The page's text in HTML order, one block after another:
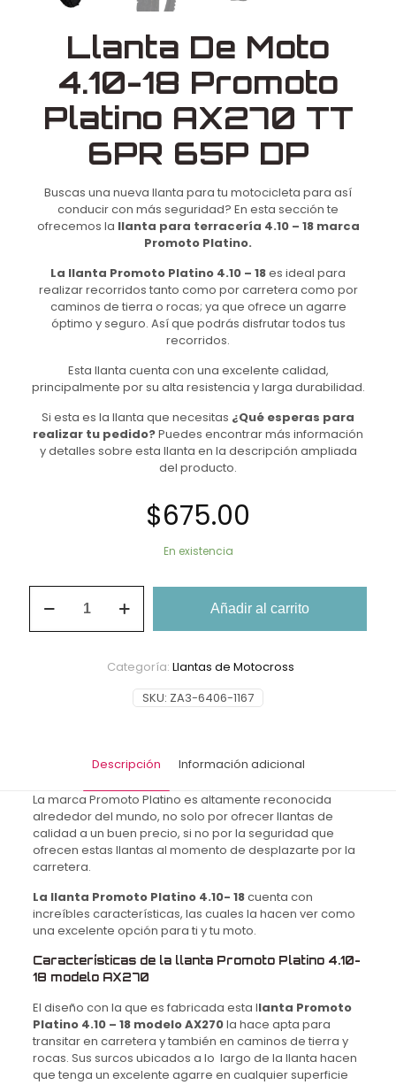
Llanta De Moto
4.10-18 Promoto
Platino AX270 TT
6PR 65P DP
Buscas una nueva llanta para tu motocicleta para así
conducir con más seguridad? En esta sección te
ofrecemos la llanta para terracería 4.10 – 18 marca
Promoto Platino.
La llanta Promoto Platino 4.10 – 18es ideal para
realizar recorridos tanto como por carretera como por
caminos de tierra o rocas; ya que ofrece un agarre
óptimo y seguro. Así que podrás disfrutar todos tus
recorridos.
Esta llanta cuenta con una excelente calidad,
principalmente por su alta resistencia y larga durabilidad.
Si esta es la llanta que necesitas ¿Qué esperas para
realizar tu pedido?Puedes encontrar más información
y detalles sobre esta llanta en la descripción ampliada
del producto.
$675.00
En existencia
cantidad
Añadir al carrito
SKU: ZA3-6406-1167
Categoría: Llantas de Motocross
Descripción Información adicional
La marca Promoto Platino es altamente reconocida
alrededor del mundo, no solo por ofrecer llantas de
calidad a un buen precio, si no por la seguridad que
ofrecen estas llantas al momento de desplazarte por la
carretera.
La llanta Promoto Platino 4.10- 18cuenta con
increíbles características, las cuales la hacen ver como
una excelente opción para ti y tu moto.
Características de la llanta Promoto Platino 4.10-
18 modelo AX270
El diseño con la que es fabricada esta llanta Promoto
Platino 4.10 – 18 modelo AX270la hace apta para
transitar en carretera y también en caminos de tierra y
rocas. Sus surcos ubicados a lo largo de la llanta hacen
que tenga un excelente agarre en cualquier superficie